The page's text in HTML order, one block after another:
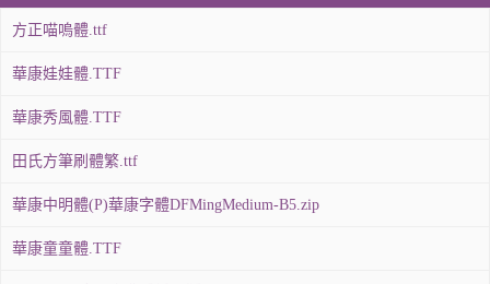
方正喵嗚體.ttf
華康娃娃體.TTF
華康秀風體.TTF
田氏方筆刷體繁.ttf
華康中明體(P)華康字體DFMingMedium-B5.zip
華康童童體.TTF